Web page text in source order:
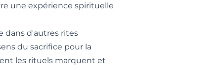
une expérience spirituelle
dans d'autres rites
du sacrifice pour la
les rituels marquent et